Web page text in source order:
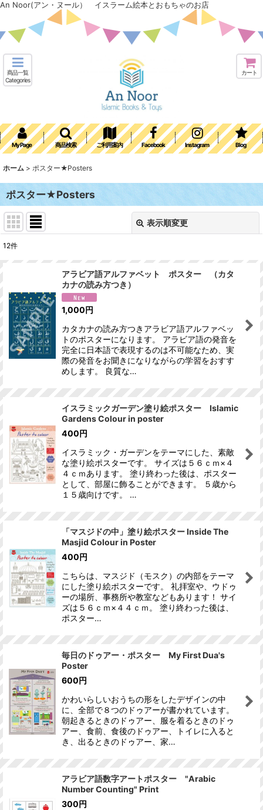
An Noor(アン・ヌール） イスラーム絵本とおもちゃのお店
商品一覧
Categories
カート
My Page 商品検索 ご利用案内 Facebook Instagram Blog
ホーム > ポスター★Posters
ポスター★Posters
表示順変更
12件
アラビア語アルファベット ポスター （カタ
カナの読み方つき）
1,000円
カタカナの読み方つきアラビア語アルファベッ
トのポスターになります。 アラビア語の発音を
完全に日本語で表現するのは不可能なため、実
際の発音をお聞きになりながらの学習をおすす
めします。 良質な…
イスラミックガーデン塗り絵ポスター Islamic
Gardens Colour in poster
400円
イスラミック・ガーデンをテーマにした、素敵
な塗り絵ポスターです。 サイズは５６ｃｍ×４
４ｃｍあります。 塗り終わった後は、ポスター
として、部屋に飾ることができます。 ５歳から
１５歳向けです。 …
「マスジドの中」塗り絵ポスター Inside The
Masjid Colour in Poster
400円
こちらは、マスジド（モスク）の内部をテーマ
にした塗り絵ポスターです。 礼拝室や、ウドゥ
ーの場所、事務所や教室などもあります！ サイ
ズは５６ｃｍ×４４ｃｍ。 塗り終わった後は、
ポスター…
毎日のドゥアー・ポスター My First Dua's
Poster
600円
かわいらしいおうちの形をしたデザインの中
に、全部で８つのドゥアーが書かれています。
朝起きるときのドゥアー、服を着るときのドゥ
アー、食前、食後のドゥアー、トイレに入ると
き、出るときのドゥアー、家…
アラビア語数字アートポスター "Arabic
Number Counting" Print
300円